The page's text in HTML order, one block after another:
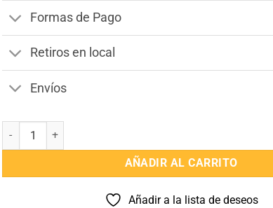
Formas de Pago
Retiros en local
Envíos
Bata de Baño Infantil Talle G Color Azul con Capucha cantidad
AÑADIR AL CARRITO
Añadir a la lista de deseos